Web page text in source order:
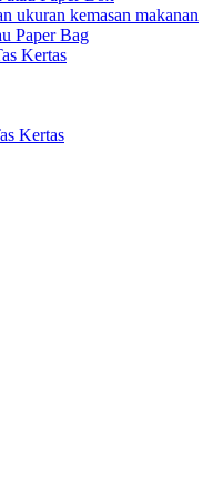
ukuran kemasan makanan
Paper Bag
Kertas
Kertas